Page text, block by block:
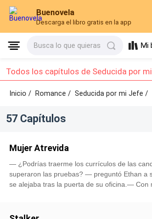
Buenovela
Descarga el libro gratis en la app
Busca lo que quieras Mi
Inicio / Romance/Seducida por mi Jefe /
57 Capítulos
Mujer Atrevida
— ¿Podrías traerme los currículos de las
superaron las pruebas? — preguntó Ethan a
se alejaba tras la puerta de su oficina.— Con
Morgan, en un momento se los hago
suspiro. Se encontraba exhausto, habían sido